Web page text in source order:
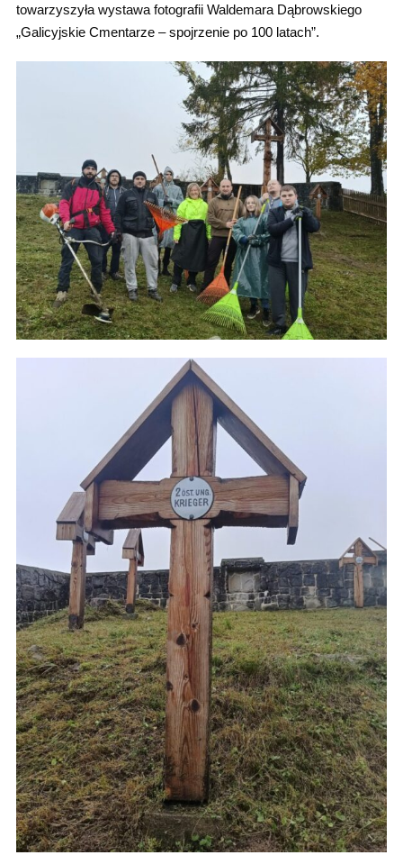
towarzyszyła wystawa fotografii Waldemara Dąbrowskiego
„Galicyjskie Cmentarze – spojrzenie po 100 latach”.